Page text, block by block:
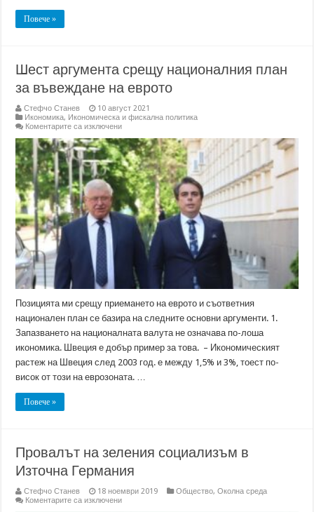
Повече »
Шест аргумента срещу националния план
за въвеждане на еврото
Стефчо Станев
10 август 2021
Икономика, Икономическа и фискална политика
Коментарите са изключениза
аргумента
срещу
националния
план
за
въвеждане
на
еврото
Позицията ми срещу приемането на еврото и съответния
национален план се базира на следните основни аргументи. 1.
Запазването на националната валута не означава по-лоша
икономика. Швеция е добър пример за това. – Икономическият
растеж на Швеция след 2003 год. е между 1,5% и 3%, тоест по-
висок от този на еврозоната. …
Повече »
Провалът на зеления социализъм в
Източна Германия
Стефчо Станев 18 ноември 2019 Общество,Околна среда
Коментарите са изключениза